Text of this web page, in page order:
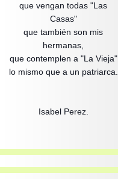
que vengan todas "Las
Casas"
que también son mis
hermanas,
que contemplen a "La Vieja"
lo mismo que a un patriarca.
Isabel Perez.